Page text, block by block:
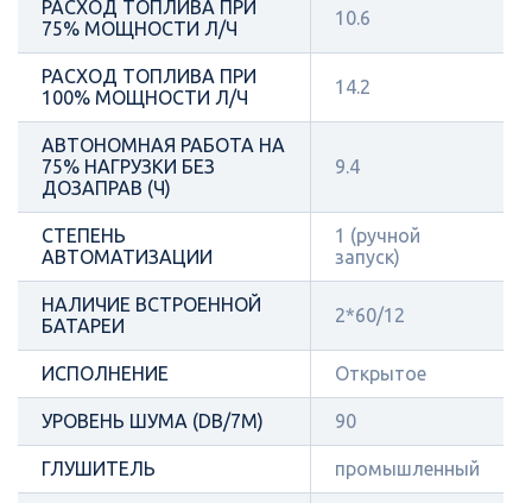
РАСХОД ТОПЛИВА ПРИ
75% МОЩНОСТИ Л/Ч
10.6
РАСХОД ТОПЛИВА ПРИ
100% МОЩНОСТИ Л/Ч
14.2
АВТОНОМНАЯ РАБОТА НА
75% НАГРУЗКИ БЕЗ
ДОЗАПРАВ (Ч)
9.4
СТЕПЕНЬ
АВТОМАТИЗАЦИИ
1 (ручной
запуск)
НАЛИЧИЕ ВСТРОЕННОЙ
БАТАРЕИ
2*60/12
ИСПОЛНЕНИЕ Открытое
УРОВЕНЬ ШУМА (DB/7М) 90
ГЛУШИТЕЛЬ промышленный